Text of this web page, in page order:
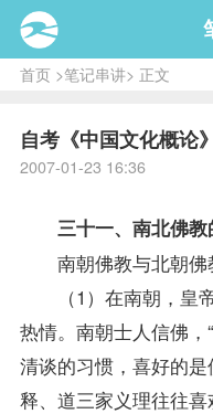
首页>笔记串讲> 正文
自考《中国文化概论
2007-01-23 16:36
三十一、南北佛教
南朝佛教与北朝佛
（1）在南朝，皇帝
热情。南朝士人信佛，
清谈的习惯，喜好的是
释、道三家义理往往